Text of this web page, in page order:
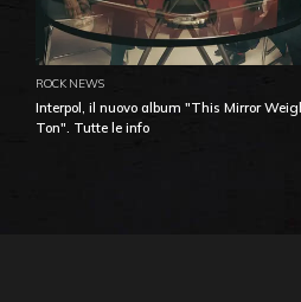
ROCK NEWS
Interpol, il nuovo album "This Mirror
Ton". Tutte le info